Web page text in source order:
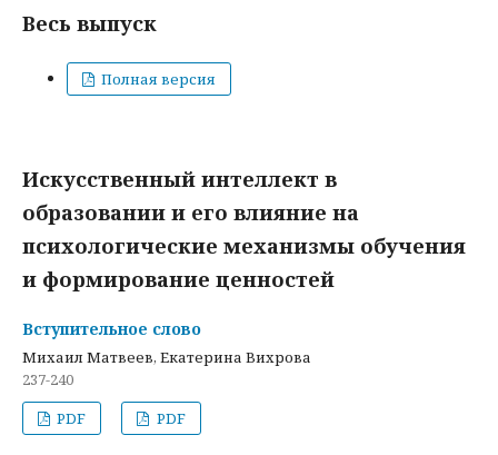
Весь выпуск
Полная версия
Искусственный интеллект в
образовании и его влияние на
психологические механизмы обучения
и формирование ценностей
Вступительное слово
Михаил Матвеев, Екатерина Вихрова
237-240
PDF
PDF